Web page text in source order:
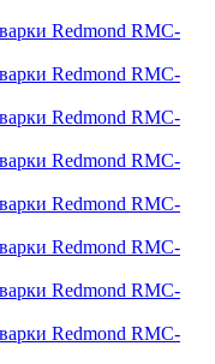
Redmond RMC-
Redmond RMC-
Redmond RMC-
Redmond RMC-
Redmond RMC-
Redmond RMC-
Redmond RMC-
Redmond RMC-